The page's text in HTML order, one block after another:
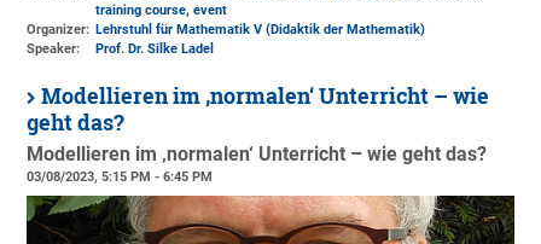
training course, event
Organizer: Lehrstuhl für Mathematik V (Didaktik der Mathematik)
Speaker:
Prof. Dr. Silke Ladel
Modellieren im ‚normalen‘ Unterricht – wie
geht das?
Modellieren im ‚normalen‘ Unterricht – wie geht das?
03/08/2023, 5:15 PM - 6:45 PM